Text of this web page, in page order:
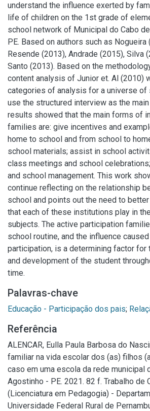
understand the influence exerted by
life of children on the 1st grade of
school network of Municipal do Cabo
PE. Based on authors such as Nogueira
Resende (2013), Andrade (2015), Silva
Santo (2013). Based on the
content analysis of Junior et. Al (2010)
categories of analysis for a universe of
use the structured interview as the
results showed that the main forms of
families are: give incentives and
home to school and from school to
school materials; assist in school
class meetings and school
and school management. This work
continue reflecting on the relationship
school and points out the need to
that each of these institutions play in
subjects. The active participation
school routine, and the influence
participation, is a determining factor for
and development of the student
time.
Palavras-chave
Educação - Participação dos pais;
Referência
ALENCAR, Eulla Paula Barbosa do
familiar na vida escolar dos (as) filhos
caso em uma escola da rede municipal
Agostinho - PE. 2021. 82 f. Trabalho de
(Licenciatura em Pedagogia) -
Universidade Federal Rural de